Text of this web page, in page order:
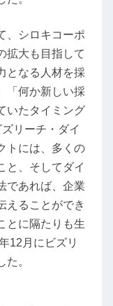
、シロキコーポ
拡大も目指して
となる人材を採
「何か新しい採
いたタイミング
リーチ・ダイ
トには、多くの
と、そしてダイ
であれば、企業
えることができ
とに隔たりも生
12月にビズリ
。